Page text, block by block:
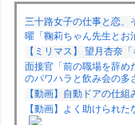
三十路女子の仕事と恋、
曜「鞠莉ちゃん先生とお
【ミリマス】 望月杏奈
面接官「前の職場を辞め
のパワハラと飲み会の多
【動画】自動ドアの仕
【動画】よく助けられ